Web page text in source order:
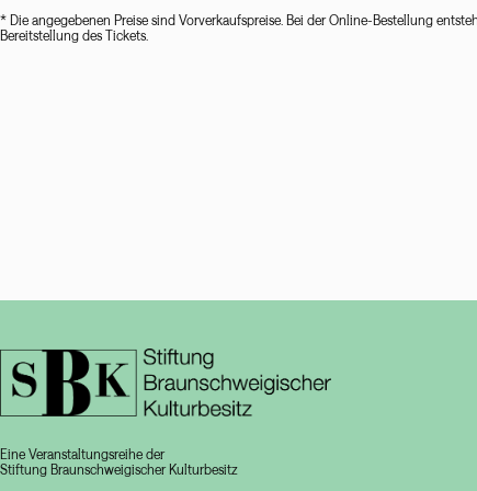
* Die angegebenen Preise sind Vorverkaufspreise. Bei der Online-Bestellung
Bereitstellung des Tickets.
Eine Veranstaltungsreihe der
Stiftung Braunschweigischer Kulturbesitz